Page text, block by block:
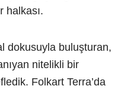
halkası.
dokusuyla buluşturan,
nitelikli bir
Folkart Terra’da